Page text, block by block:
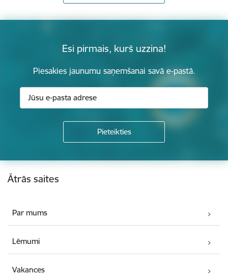
Esi pirmais, kurš uzzina!
Piesakies jaunumu saņemšanai savā e-pastā.
Kājene
Ātrās saites
Par mums
Lēmumi
Vakances